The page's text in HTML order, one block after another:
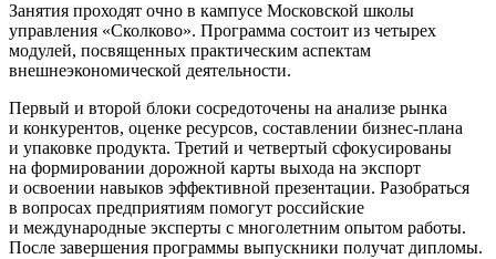
Занятия проходят очно в кампусе Московской школы
управления «Сколково». Программа состоит из четырех
модулей, посвященных практическим аспектам
внешнеэкономической деятельности.
Первый и второй блоки сосредоточены на анализе рынка
и конкурентов, оценке ресурсов, составлении бизнес-плана
и упаковке продукта. Третий и четвертый сфокусированы
на формировании дорожной карты выхода на экспорт
и освоении навыков эффективной презентации. Разобраться
в вопросах предприятиям помогут российские
и международные эксперты с многолетним опытом работы.
После завершения программы выпускники получат дипломы.